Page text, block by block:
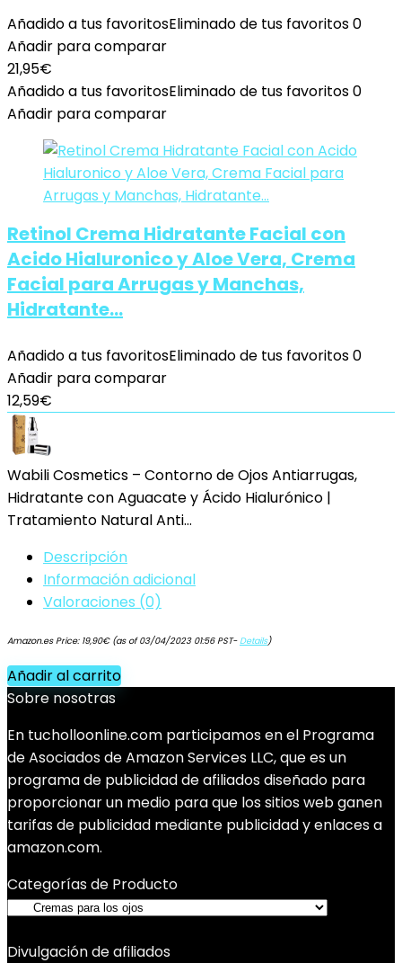
Añadido a tus favoritosEliminado de tus favoritos0
Añadir para comparar
21,95€
Añadido a tus favoritosEliminado de tus favoritos0
Añadir para comparar
Retinol Crema Hidratante Facial con
Acido Hialuronico y Aloe Vera, Crema
Facial para Arrugas y Manchas,
Hidratante…
Añadido a tus favoritosEliminado de tus favoritos0
Añadir para comparar
12,59€
Wabili Cosmetics – Contorno de Ojos Antiarrugas,
Hidratante con Aguacate y Ácido Hialurónico |
Tratamiento Natural Anti…
Descripción
Información adicional
Valoraciones (0)
Amazon.es Price: 19,90€(as of 03/04/2023 01:56 PST-Details)
Añadir al carrito
Sobre nosotras
En tucholloonline.com participamos en el Programa
de Asociados de Amazon Services LLC, que es un
programa de publicidad de afiliados diseñado para
proporcionar un medio para que los sitios web ganen
tarifas de publicidad mediante publicidad y enlaces a
amazon.com.
Categorías de Producto
Divulgación de afiliados